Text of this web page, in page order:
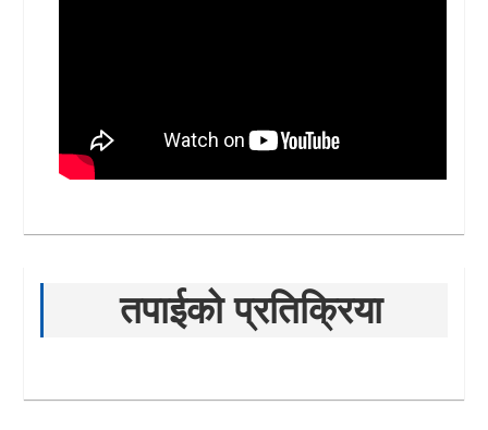
तपाईको प्रतिक्रिया